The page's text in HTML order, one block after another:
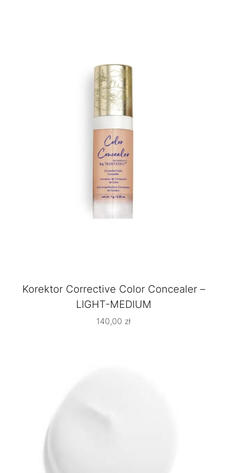
Korektor Corrective Color Concealer –
LIGHT-MEDIUM
140,00 zł